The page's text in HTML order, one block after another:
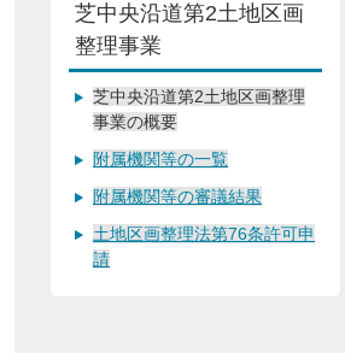
芝中央沿道第2土地区画
整理事業
芝中央沿道第2土地区画整理
事業の概要
附属機関等の一覧
附属機関等の審議結果
土地区画整理法第76条許可申
請